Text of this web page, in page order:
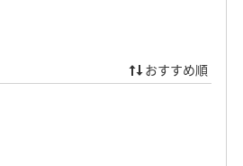
おすすめ順